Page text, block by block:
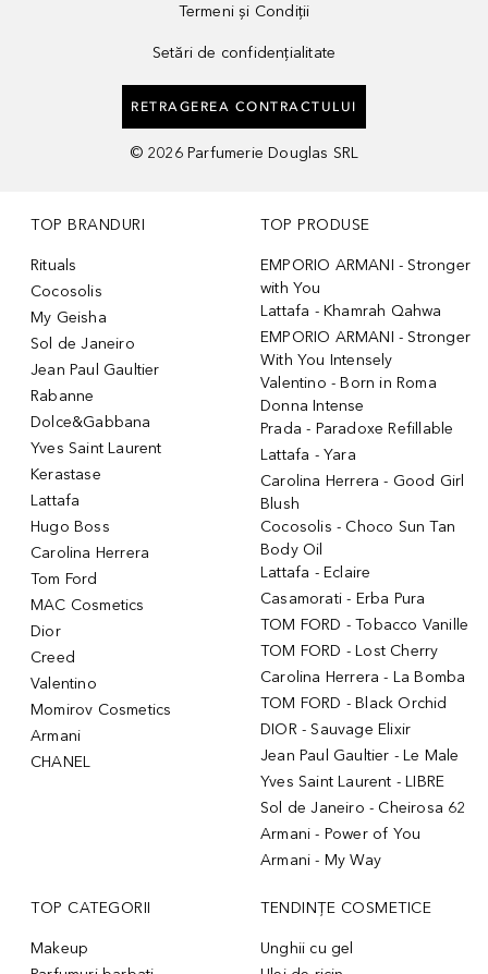
Termeni și Condiții
Setări de confidențialitate
RETRAGEREA CONTRACTULUI
© 2026 Parfumerie Douglas SRL
TOP BRANDURI
Rituals
Cocosolis
My Geisha
Sol de Janeiro
Jean Paul Gaultier
Rabanne
Dolce&Gabbana
Yves Saint Laurent
Kerastase
Lattafa
Hugo Boss
Carolina Herrera
Tom Ford
MAC Cosmetics
Dior
Creed
Valentino
Momirov Cosmetics
Armani
CHANEL
TOP PRODUSE
EMPORIO ARMANI - Stronger
with You
Lattafa - Khamrah Qahwa
EMPORIO ARMANI - Stronger
With You Intensely
Valentino - Born in Roma
Donna Intense
Prada - Paradoxe Refillable
Lattafa - Yara
Carolina Herrera - Good Girl
Blush
Cocosolis - Choco Sun Tan
Body Oil
Lattafa - Eclaire
Casamorati - Erba Pura
TOM FORD - Tobacco Vanille
TOM FORD - Lost Cherry
Carolina Herrera - La Bomba
TOM FORD - Black Orchid
DIOR - Sauvage Elixir
Jean Paul Gaultier - Le Male
Yves Saint Laurent - LIBRE
Sol de Janeiro - Cheirosa 62
Armani - Power of You
Armani - My Way
TOP CATEGORII
Makeup
TENDINȚE COSMETICE
Unghii cu gel